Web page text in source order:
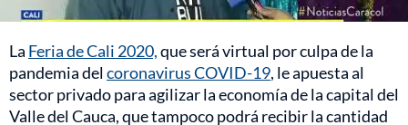
La Feria de Cali 2020,que será virtual por culpa de la
pandemia delcoronavirus COVID-19, le apuesta al
sector privado para agilizar la economía de la capital del
Valle del Cauca, que tampoco podrá recibir la cantidad